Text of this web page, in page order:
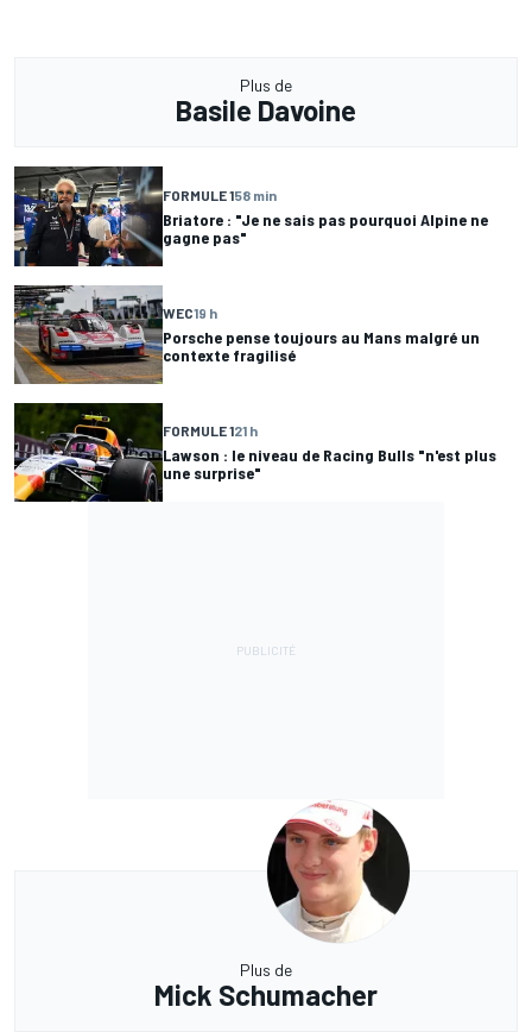
Plus de
Basile Davoine
FORMULE 158 min
Briatore : "Je ne sais pas pourquoi Alpine ne
gagne pas"
WEC19 h
Porsche pense toujours au Mans malgré un
contexte fragilisé
FORMULE 121 h
Lawson : le niveau de Racing Bulls "n'est plus
une surprise"
Plus de
Mick Schumacher